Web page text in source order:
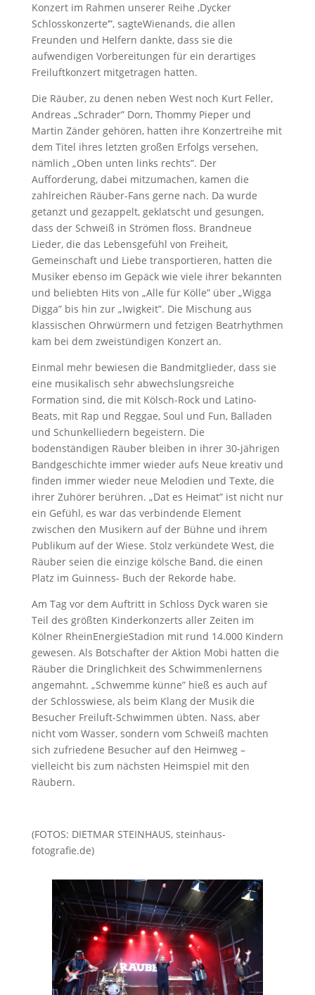
Konzert im Rahmen unserer Reihe ‚Dycker
Schlosskonzerte‘”, sagteWienands, die allen
Freunden und Helfern dankte, dass sie die
aufwendigen Vorbereitungen für ein derartiges
Freiluftkonzert mitgetragen hatten.
Die Räuber, zu denen neben West noch Kurt Feller,
Andreas „Schrader” Dorn, Thommy Pieper und
Martin Zänder gehören, hatten ihre Konzertreihe mit
dem Titel ihres letzten großen Erfolgs versehen,
nämlich „Oben unten links rechts”. Der
Aufforderung, dabei mitzumachen, kamen die
zahlreichen Räuber-Fans gerne nach. Da wurde
getanzt und gezappelt, geklatscht und gesungen,
dass der Schweiß in Strömen floss. Brandneue
Lieder, die das Lebensgefühl von Freiheit,
Gemeinschaft und Liebe transportieren, hatten die
Musiker ebenso im Gepäck wie viele ihrer bekannten
und beliebten Hits von „Alle für Kölle” über „Wigga
Digga” bis hin zur „Iwigkeit”. Die Mischung aus
klassischen Ohrwürmern und fetzigen Beatrhythmen
kam bei dem zweistündigen Konzert an.
Einmal mehr bewiesen die Bandmitglieder, dass sie
eine musikalisch sehr abwechslungsreiche
Formation sind, die mit Kölsch-Rock und Latino-
Beats, mit Rap und Reggae, Soul und Fun, Balladen
und Schunkelliedern begeistern. Die
bodenständigen Räuber bleiben in ihrer 30-jährigen
Bandgeschichte immer wieder aufs Neue kreativ und
finden immer wieder neue Melodien und Texte, die
ihrer Zuhörer berühren. „Dat es Heimat” ist nicht nur
ein Gefühl, es war das verbindende Element
zwischen den Musikern auf der Bühne und ihrem
Publikum auf der Wiese. Stolz verkündete West, die
Räuber seien die einzige kölsche Band, die einen
Platz im Guinness- Buch der Rekorde habe.
Am Tag vor dem Auftritt in Schloss Dyck waren sie
Teil des größten Kinderkonzerts aller Zeiten im
Kölner RheinEnergieStadion mit rund 14.000 Kindern
gewesen. Als Botschafter der Aktion Mobi hatten die
Räuber die Dringlichkeit des Schwimmenlernens
angemahnt. „Schwemme künne” hieß es auch auf
der Schlosswiese, als beim Klang der Musik die
Besucher Freiluft-Schwimmen übten. Nass, aber
nicht vom Wasser, sondern vom Schweiß machten
sich zufriedene Besucher auf den Heimweg –
vielleicht bis zum nächsten Heimspiel mit den
Räubern.
(FOTOS: DIETMAR STEINHAUS, steinhaus-
fotografie.de)